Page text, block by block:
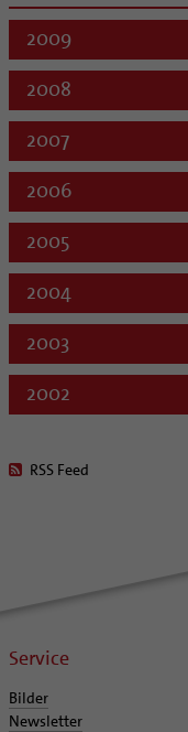
2009
2008
2007
2006
2005
2004
2003
2002
RSS Feed
Service
Bilder
Newsletter